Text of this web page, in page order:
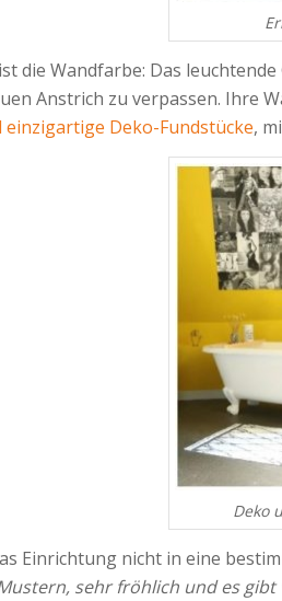
die Wandfarbe: Das
Anstrich zu verpassen. Ihre
Deko-Fundstücke,
Deko
Einrichtung nicht in eine
sehr fröhlich und es gibt